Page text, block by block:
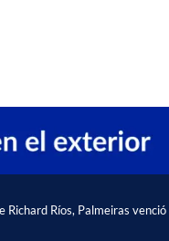
Richard Ríos, Palmeiras